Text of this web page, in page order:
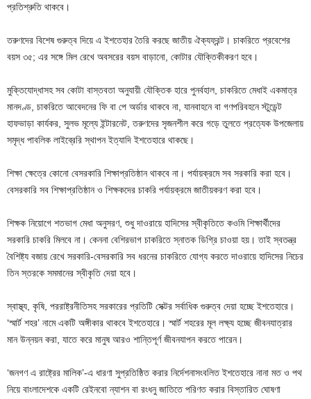
প্রতিশ্রুতি থাকবে।
তরুণদের বিশেষ গুরুত্ব দিয়ে এ ইশতেহার তৈরি করছে জাতীয় ঐক্যফ্রন্ট। চাকরিতে প্রবেশের
বয়স ৩৫; এর সঙ্গে মিল রেখে অবসরের বয়স বাড়ানো, কোটার যৌক্তিকীকরণ হবে।
মুক্তিযোদ্ধাসহ সব কোটা বাস্তবতা অনুযায়ী যৌক্তিক হারে পুনর্বহাল, চাকরিতে মেধাই একমাত্র
মানদণ্ড, চাকরিতে আবেদনের ফি বা পে অর্ডার থাকবে না, যানবাহনে বা গণপরিবহনে স্টুডেন্ট
হাফভাড়া কার্যকর, সুলভ মূল্যে ইন্টারনেট, তরুণদের সৃজনশীল করে গড়ে তুলতে প্রত্যেক উপজেলায়
সমৃদ্ধ পাবলিক লাইব্রেরি স্থাপন ইত্যাদি ইশতেহারে থাকছে।
শিক্ষা ক্ষেত্রে কোনো বেসরকারি শিক্ষাপ্রতিষ্ঠান থাকবে না। পর্যায়ক্রমে সব সরকারি করা হবে।
বেসরকারি সব শিক্ষাপ্রতিষ্ঠান ও শিক্ষকদের চাকরি পর্যায়ক্রমে জাতীয়করণ করা হবে।
শিক্ষক নিয়োগে শতভাগ মেধা অনুসরণ, শুধু দাওরায়ে হাদিসের স্বীকৃতিতে কওমি শিক্ষার্থীদের
সরকারি চাকরি মিলবে না। কেননা বেশিরভাগ চাকরিতে স্নাতক ডিগ্রি চাওয়া হয়। তাই স্বতন্ত্র
বৈশিষ্ট্য বজায় রেখে সরকারি-বেসরকারি সব ধরনের চাকরিতে যোগ্য করতে দাওরায়ে হাদিসের নিচের
তিন স্তরকে সমমানের স্বীকৃতি দেয়া হবে।
স্বাস্থ্য, কৃষি, পররাষ্ট্রনীতিসহ সরকারের প্রতিটি সেক্টর সর্বাধিক গুরুত্ব দেয়া হচ্ছে ইশতেহারে।
‘স্মার্ট শহর’ নামে একটি অঙ্গীকার থাকবে ইশতেহারে। স্মার্ট শহরের মূল লক্ষ্য হচ্ছে জীবনযাত্রার
মান উন্নয়ন করা, যাতে করে মানুষ আরও শান্তিপূর্ণ জীবনযাপন করতে পারেন।
‘জনগণ এ রাষ্ট্রের মালিক’-এ ধারণা সুপ্রতিষ্ঠিত করার নির্দেশনাসংবলিত ইশতেহারে নানা মত ও পথ
নিয়ে বাংলাদেশকে একটি রেইনবো ন্যাশন বা রংধনু জাতিতে পরিণত করার বিস্তারিত ঘোষণা